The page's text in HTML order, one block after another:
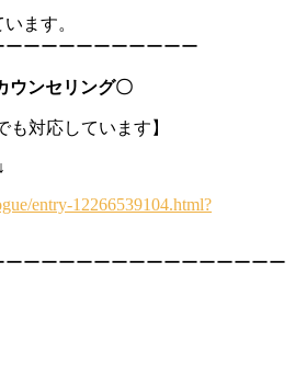
ます。
ーーーーーーーーーー
ウンセリング〇
も対応しています】
entry-12266539104.html?
ーーーーーーーーーーーーーーー